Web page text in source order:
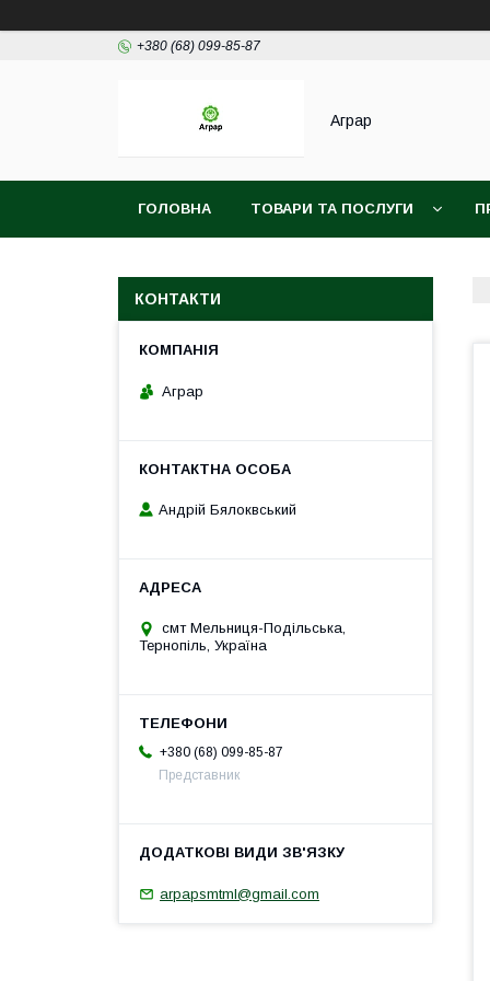
+380 (68) 099-85-87
Аграр
ГОЛОВНА ТОВАРИ ТА ПОСЛУГИ
КОНТАКТИ
Аграр
Андрій Бялоквський
смт Мельниця-Подільська,
Тернопіль, Україна
+380 (68) 099-85-87
Представник
arpapsmtml@gmail.com